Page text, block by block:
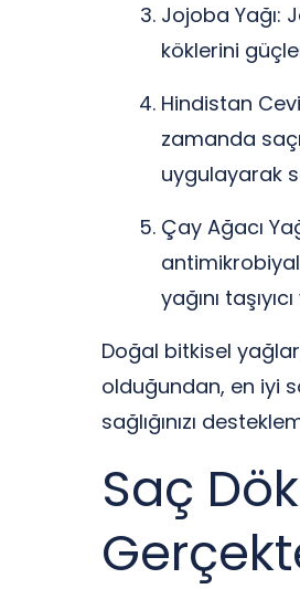
Jojoba Yağı:
köklerini
Hindistan
zamanda
uygulayarak
Çay Ağacı
yağını
Doğal bitkisel
olduğundan, en iyi
sağlığınızı
Saç